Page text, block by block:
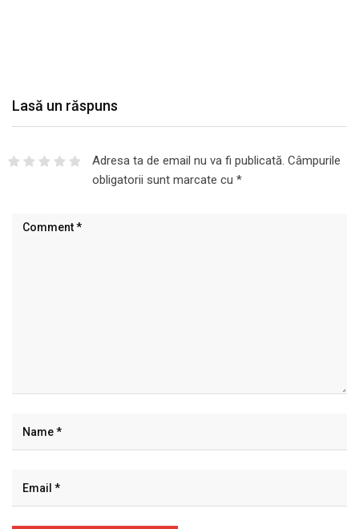
Lasă un răspuns
Adresa ta de email nu va fi publicată. Câmpurile
obligatorii sunt marcate cu *